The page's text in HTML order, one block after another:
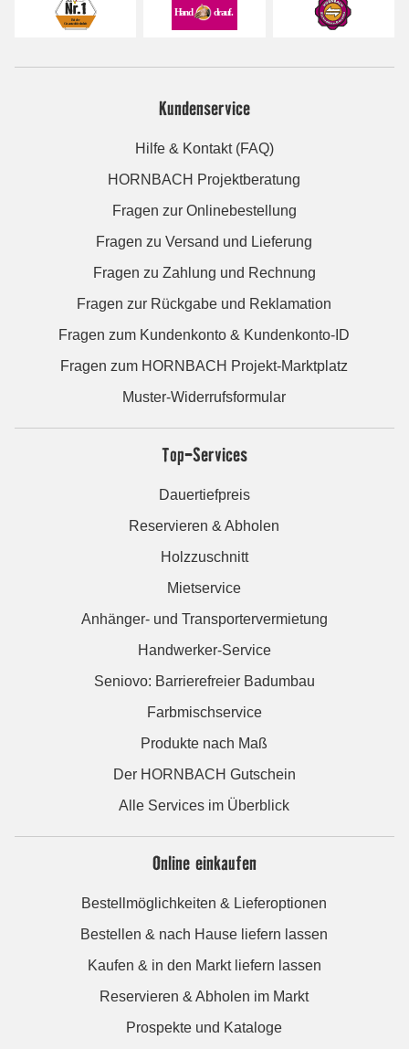
Kundenservice
Hilfe & Kontakt (FAQ)
HORNBACH Projektberatung
Fragen zur Onlinebestellung
Fragen zu Versand und Lieferung
Fragen zu Zahlung und Rechnung
Fragen zur Rückgabe und Reklamation
Fragen zum Kundenkonto & Kundenkonto-ID
Fragen zum HORNBACH Projekt-Marktplatz
Muster-Widerrufsformular
Top-Services
Dauertiefpreis
Reservieren & Abholen
Holzzuschnitt
Mietservice
Anhänger- und Transportervermietung
Handwerker-Service
Seniovo: Barrierefreier Badumbau
Farbmischservice
Produkte nach Maß
Der HORNBACH Gutschein
Alle Services im Überblick
Online einkaufen
Bestellmöglichkeiten & Lieferoptionen
Bestellen & nach Hause liefern lassen
Kaufen & in den Markt liefern lassen
Reservieren & Abholen im Markt
Prospekte und Kataloge